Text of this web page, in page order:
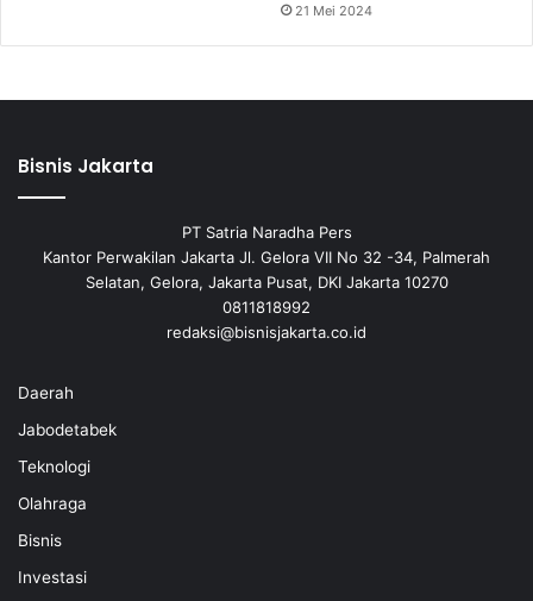
21 Mei 2024
Bisnis Jakarta
PT Satria Naradha Pers
Kantor Perwakilan Jakarta Jl. Gelora VII No 32 -34, Palmerah
Selatan, Gelora, Jakarta Pusat, DKI Jakarta 10270
0811818992
redaksi@bisnisjakarta.co.id
Daerah
Jabodetabek
Teknologi
Olahraga
Bisnis
Investasi